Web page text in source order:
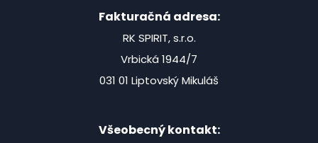
Fakturačná adresa:
RK SPIRIT, s.r.o.
Vrbická 1944/7
031 01 Liptovský Mikuláš
Všeobecný kontakt: